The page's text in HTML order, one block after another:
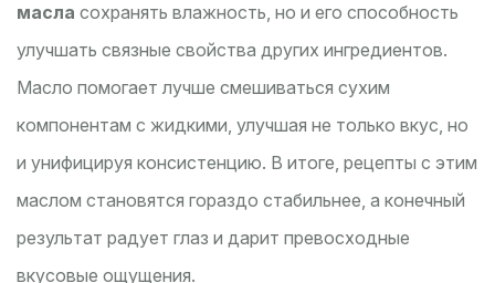
масла сохранять влажность, но и его способность
улучшать связные свойства других ингредиентов.
Масло помогает лучше смешиваться сухим
компонентам с жидкими, улучшая не только вкус, но
и унифицируя консистенцию. В итоге, рецепты с этим
маслом становятся гораздо стабильнее, а конечный
результат радует глаз и дарит превосходные
вкусовые ощущения.